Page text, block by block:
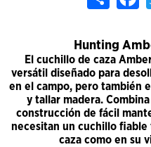
Hunting
El cuchillo de caza
versátil diseñado para
en el campo, pero también
y tallar madera.
construcción de fácil
necesitan un cuchillo
caza como en su